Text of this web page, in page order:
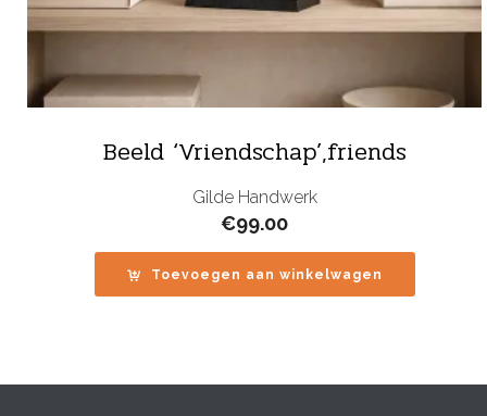
Beeld ‘Vriendschap’,friends
Gilde Handwerk
€99.00
Toevoegen aan winkelwagen